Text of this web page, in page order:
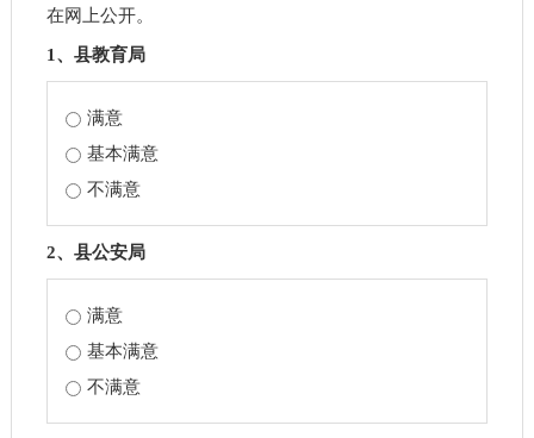
在网上公开。
1、县教育局
满意
基本满意
不满意
2、县公安局
满意
基本满意
不满意